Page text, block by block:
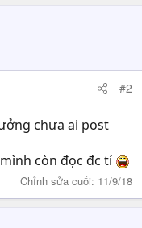
#2
chưa ai post
còn đọc đc tí
Chỉnh sửa cuối: 11/9/18